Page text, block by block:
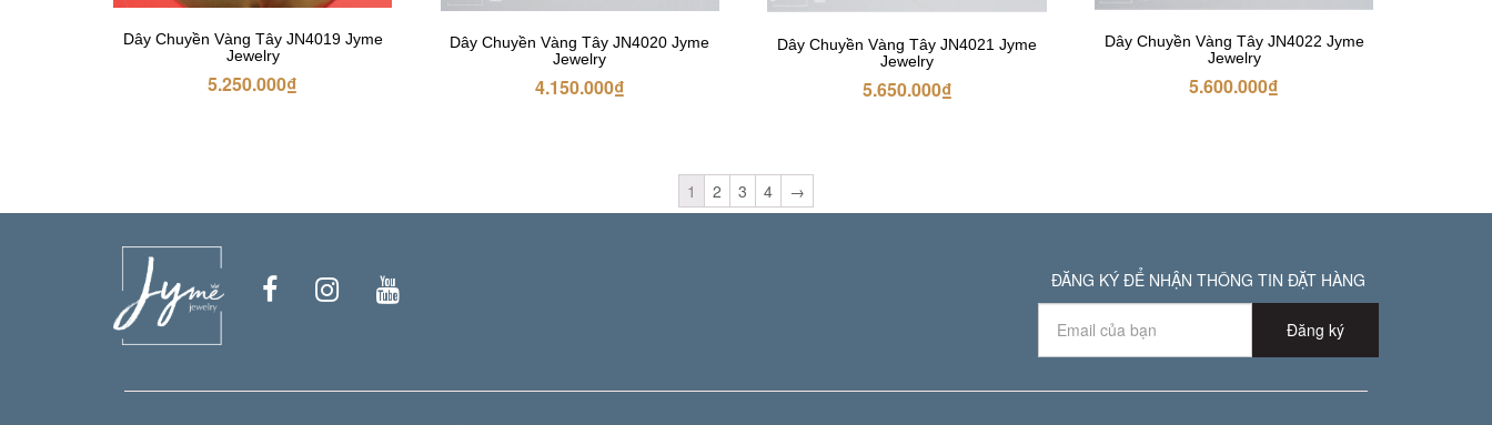
Dây Chuyền Vàng Tây JN4019 Jyme
Jewelry
5.250.000₫
Dây Chuyền Vàng Tây JN4020 Jyme
Jewelry
4.150.000₫
Dây Chuyền Vàng Tây JN4021 Jyme
Jewelry
5.650.000₫
Dây Chuyền Vàng Tây JN4022 Jyme
Jewelry
5.600.000₫
1 2 3 4 →
ĐĂNG KÝ ĐỂ NHẬN THÔNG TIN ĐẶT HÀNG
Đăng ký